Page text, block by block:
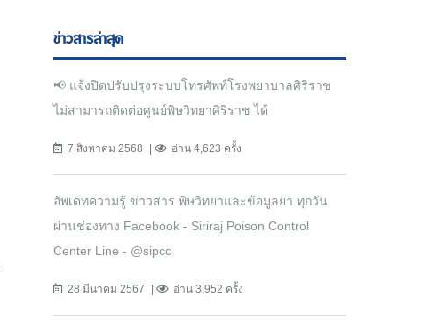
ข่าวสารล่าสุด
📢 แจ้งปิดปรับปรุงระบบโทรศัพท์โรงพยาบาลศิริราช
ไม่สามารถติดต่อศูนย์พิษวิทยาศิริราช ได้
7 สิงหาคม 2568 อ่าน 4,623 ครั้ง
อัพเดทความรู้ ข่าวสาร พิษวิทยาและข้อมูลยา ทุกวัน
ผ่านช่องทาง Facebook - Siriraj Poison Control
Center Line - @sipcc
28 มีนาคม 2567 อ่าน 3,952 ครั้ง